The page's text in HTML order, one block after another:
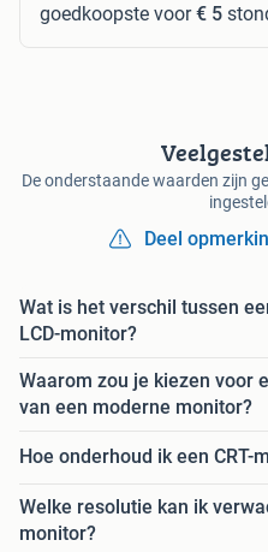
goedkoopste voor€ 5
De onderstaande waarden zijn
Deel
Wat is het verschil tussen
LCD-monitor?
Waarom zou je kiezen voor
van een moderne monitor?
Hoe onderhoud ik een CRT-
Welke resolutie kan ik
monitor?